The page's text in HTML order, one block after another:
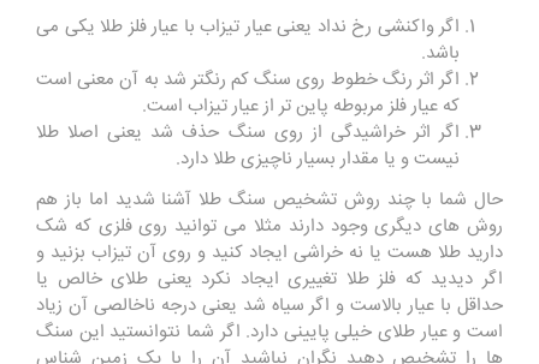
اگر واکنشی رخ نداد یعنی عیار تیزاب با عیار فلز طلا یکی می
باشد.
اگر اثر رنگ خطوط روی سنگ کم رنگتر شد به آن معنی است
که عیار فلز مربوطه پاین تر از عیار تیزاب است.
اگر اثر خراشیدگی از روی سنگ حذف شد یعنی اصلا طلا
نیست و یا مقدار بسیار ناچیزی طلا دارد.
حال شما با چند روش تشخیص سنگ طلا آشنا شدید اما باز هم
روش های دیگری وجود دارند مثلا می توانید روی فلزی که شک
دارید طلا هست یا نه خراشی ایجاد کنید و روی آن تیزاب بزنید و
اگر دیدید که فلز طلا تغییری ایجاد نکرد یعنی طلای خالص یا
حداقل با عیار بالاست و اگر سیاه شد یعنی درجه ناخالصی آن زیاد
است و عیار طلای خیلی پایینی دارد. اگر شما نتوانستید این سنگ